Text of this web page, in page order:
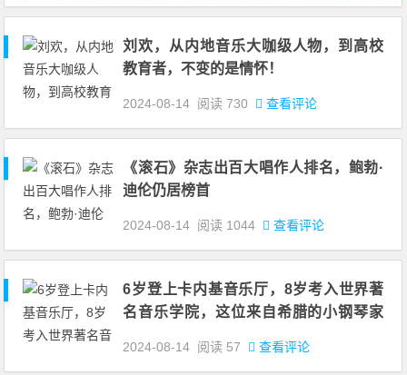
刘欢，从内地音乐大咖级人物，到高校
教育者，不变的是情怀！
2024-08-14 阅读730 查看评论
《滚石》杂志出百大唱作人排名，鲍勃·
迪伦仍居榜首
2024-08-14 阅读 1044 查看评论
6岁登上卡内基音乐厅，8岁考入世界著
名音乐学院，这位来自希腊的小钢琴家
2024-08-14 阅读 57 查看评论